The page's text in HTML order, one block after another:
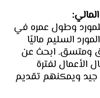
وطول عمره في
السليم ماليًا
ومتسق. ابحث عن
الأعمال لفترة
جيد ويمكنهم تقديم